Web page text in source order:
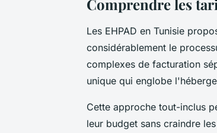
Comprendre les
Les EHPAD en Tunisie
considérablement le
complexes de facturation
unique qui englobe
Cette approche tout-inclus
leur budget sans craindre